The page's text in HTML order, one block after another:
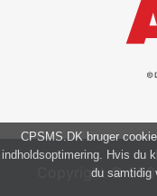
CPSMS.DK bruger
indholdsoptimering. Hvis du
du samtidig
Copyright ©